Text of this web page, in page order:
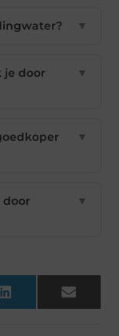
▼
je door
▼
▼
door
▼
LinkedIn Email